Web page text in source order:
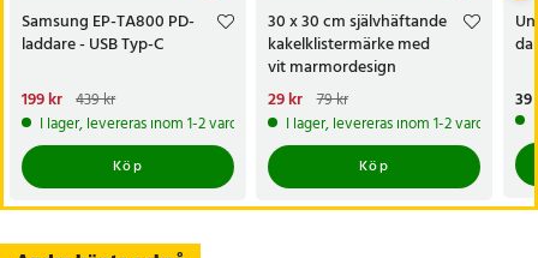
Samsung EP-TA800 PD-
laddare - USB Typ-C
Nuvarande pris
199 krTidigare pris:439 kr
199 kr 439 kr
I lager, levereras inom 1-2 vardagar
Köp
30 x 30 cm självhäftande
kakelklistermärke med
vit marmordesign
Nuvarande pris
29 krTidigare pris:79 kr
29 kr 79 kr
I lager, levereras inom 1-2 vardagar
Köp
39